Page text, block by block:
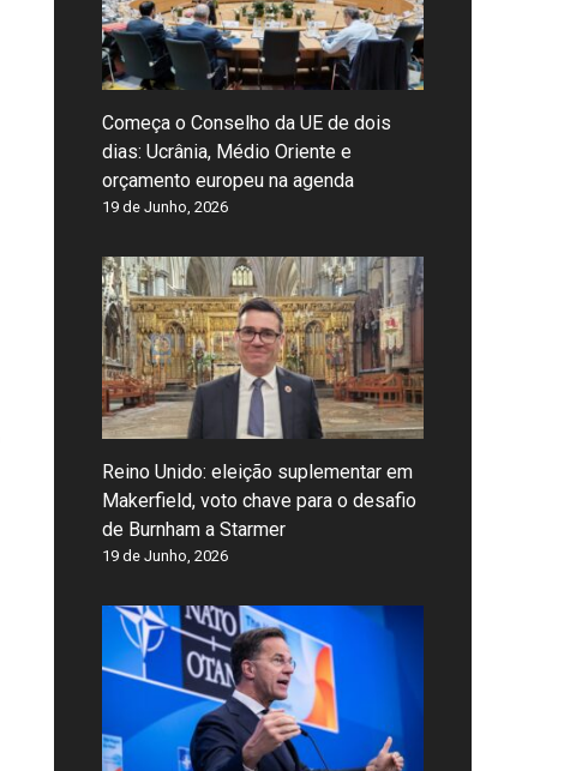
Começa o Conselho da UE de dois
dias: Ucrânia, Médio Oriente e
orçamento europeu na agenda
19 de Junho, 2026
Reino Unido: eleição suplementar em
Makerfield, voto chave para o desafio
de Burnham a Starmer
19 de Junho, 2026